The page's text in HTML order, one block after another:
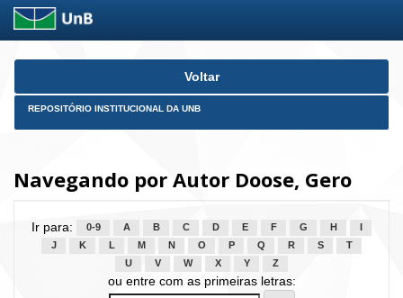
Skip
Voltar
REPOSITÓRIO INSTITUCIONAL DA UNB
Navegando por Autor Doose, Gero
Ir para: 0-9 A B C D E F G H
J
K L M N O P Q R S
T
U
V W X Y Z
ou entre com as primeiras letras: